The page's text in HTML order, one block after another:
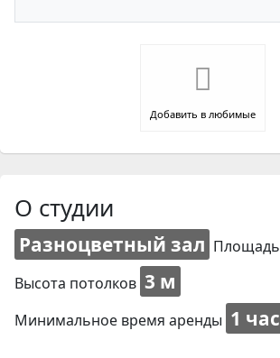
Добавить в любимые
О студии
Разноцветный зал Площадь
Высота потолков 3 м
Минимальное время аренды 1 час